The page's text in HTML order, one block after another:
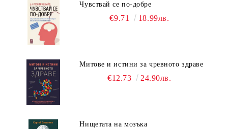
Чувствай се по-добре
€9.71 18.99лв.
Митове и истини за чревното здраве
€12.73 24.90лв.
Нищетата на мозъка